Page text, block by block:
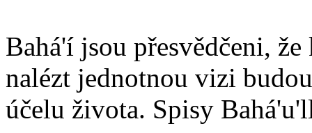
Bahá'í jsou přesvědčeni,
nalézt jednotnou vizi
účelu života. Spisy